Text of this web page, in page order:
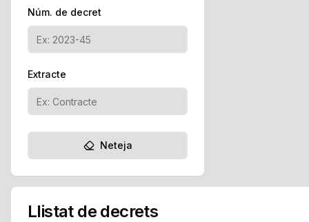
Núm. de decret
Extracte
Neteja
Llistat de decrets